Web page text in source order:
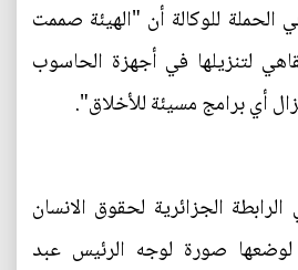
الحملة للوكالة أن "الهيئة صممت
لتنزيلها في أجهزة الحاسوب
أي برامج مسيئة للأخلاق".
الجزائرية لحقوق الانسان
لوضعها صورة لوجه الرئيس عبد